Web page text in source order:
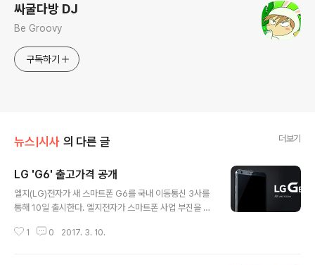
싸굴다방 DJ
Be Groovy
구독하기
뉴스|시사 의 다른 글 더보기
LG 'G6' 출고가격 공개
엘지(LG)전자가 새 스마트폰 G6를 국내 이동통신 3사를
통해 10일 출시한다. 엘지전자가 스마트폰 사업 부진을 회
젤을 줄이고 세로 화면을 늘려 18:9로 화면 비율을 만든 게
1 0 2017. 3. 10.